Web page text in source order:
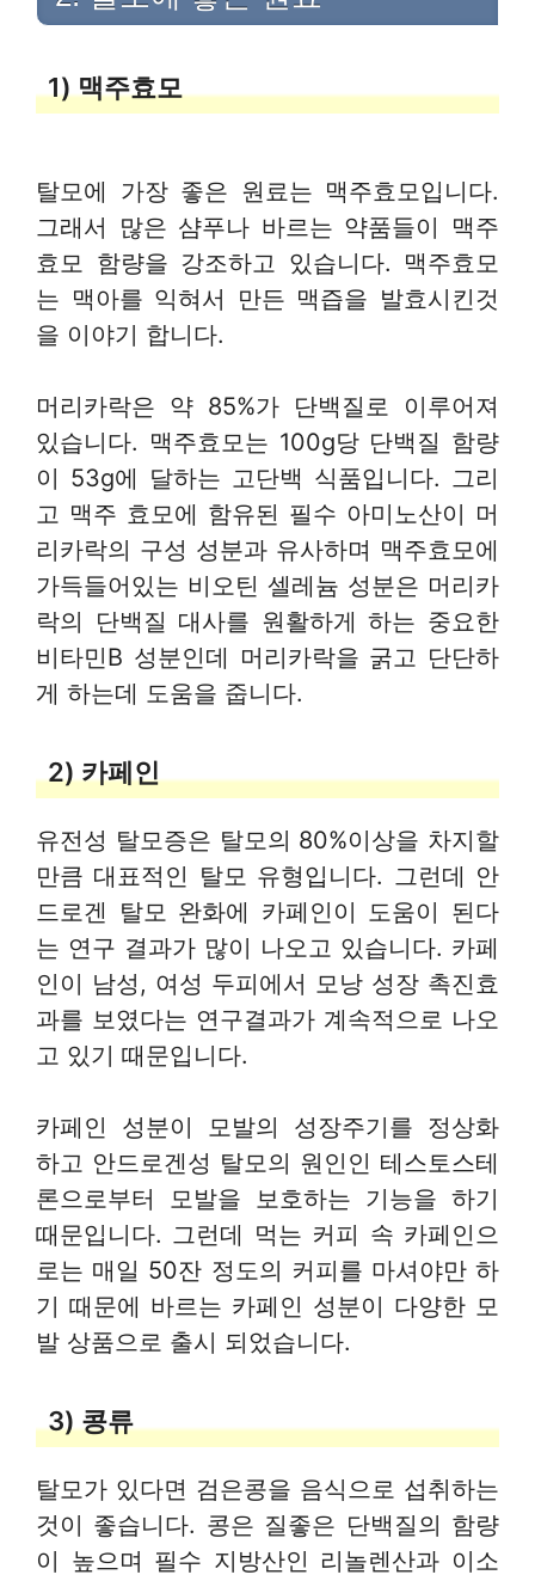
1) 맥주효모
탈모에 가장 좋은 원료는 맥주효모입니다.
그래서 많은 샴푸나 바르는 약품들이 맥주
효모 함량을 강조하고 있습니다. 맥주효모
는 맥아를 익혀서 만든 맥즙을 발효시킨것
을 이야기 합니다.
머리카락은 약 85%가 단백질로 이루어져
있습니다. 맥주효모는 100g당 단백질 함량
이 53g에 달하는 고단백 식품입니다. 그리
고 맥주 효모에 함유된 필수 아미노산이 머
리카락의 구성 성분과 유사하며 맥주효모에
가득들어있는 비오틴 셀레늄 성분은 머리카
락의 단백질 대사를 원활하게 하는 중요한
비타민B 성분인데 머리카락을 굵고 단단하
게 하는데 도움을 줍니다.
2) 카페인
유전성 탈모증은 탈모의 80%이상을 차지할
만큼 대표적인 탈모 유형입니다. 그런데 안
드로겐 탈모 완화에 카페인이 도움이 된다
는 연구 결과가 많이 나오고 있습니다. 카페
인이 남성, 여성 두피에서 모낭 성장 촉진효
과를 보였다는 연구결과가 계속적으로 나오
고 있기 때문입니다.
카페인 성분이 모발의 성장주기를 정상화
하고 안드로겐성 탈모의 원인인 테스토스테
론으로부터 모발을 보호하는 기능을 하기
때문입니다. 그런데 먹는 커피 속 카페인으
로는 매일 50잔 정도의 커피를 마셔야만 하
기 때문에 바르는 카페인 성분이 다양한 모
발 상품으로 출시 되었습니다.
3) 콩류
탈모가 있다면 검은콩을 음식으로 섭취하는
것이 좋습니다. 콩은 질좋은 단백질의 함량
이 높으며 필수 지방산인 리놀렌산과 이소